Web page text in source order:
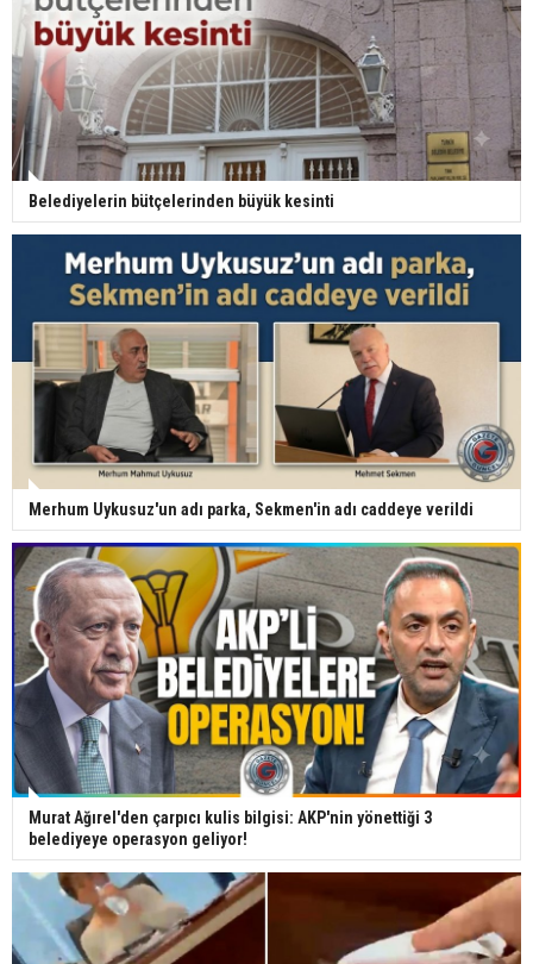
Belediyelerin bütçelerinden büyük kesinti
Merhum Uykusuz'un adı parka, Sekmen'in adı caddeye verildi
Murat Ağırel'den çarpıcı kulis bilgisi: AKP'nin yönettiği 3
belediyeye operasyon geliyor!